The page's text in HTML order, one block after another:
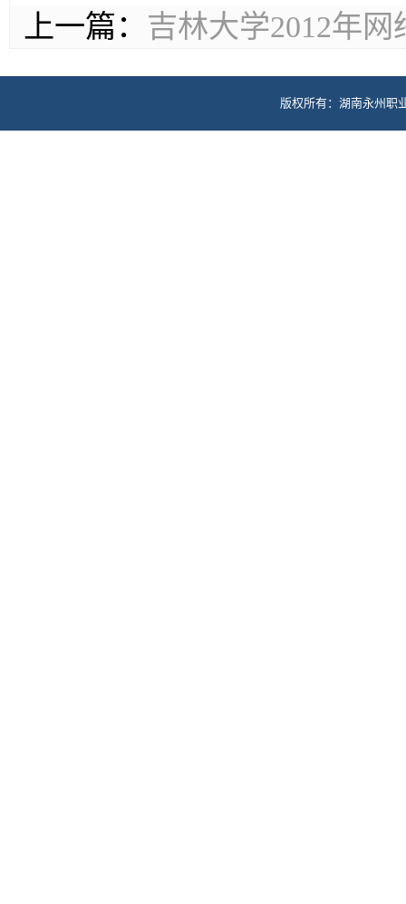
上一篇： 吉林大学2012年
版权所有：湖南永州